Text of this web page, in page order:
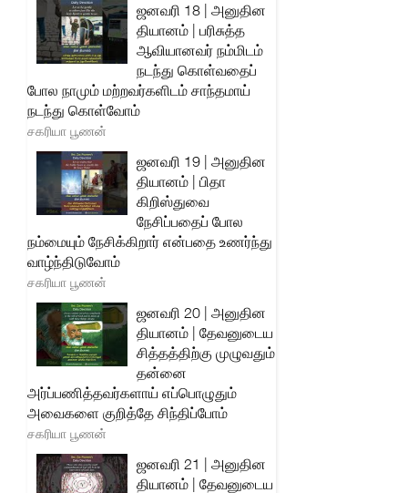
ஜனவரி 18 | அனுதின
தியானம் | பரிசுத்த
ஆவியானவர் நம்மிடம்
நடந்து கொள்வதைப்
போல நாமும் மற்றவர்களிடம் சாந்தமாய்
நடந்து கொள்வோம்
சகரியா பூணன்
ஜனவரி 19 | அனுதின
தியானம் | பிதா
கிறிஸ்துவை
நேசிப்பதைப் போல
நம்மையும் நேசிக்கிறார் என்பதை உணர்ந்து
வாழ்ந்திடுவோம்
சகரியா பூணன்
ஜனவரி 20 | அனுதின
தியானம் | தேவனுடைய
சித்தத்திற்கு முழுவதும்
தன்னை
அர்ப்பணித்தவர்களாய் எப்பொழுதும்
அவைகளை குறித்தே சிந்திப்போம்
சகரியா பூணன்
ஜனவரி 21 | அனுதின
தியானம் | தேவனுடைய